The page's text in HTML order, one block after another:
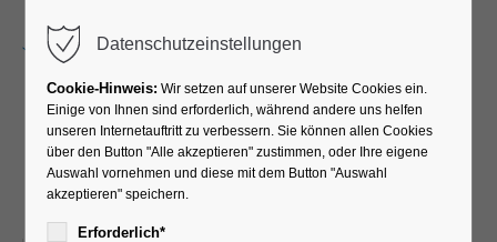
Kreativkurs mit Pia-Marie
und Petra
Datenschutzeinstellungen
Cookie-Hinweis: Wir setzen auf unserer Website Cookies ein.
Einige von Ihnen sind erforderlich, während andere uns helfen
unseren Internetauftritt zu verbessern. Sie können allen Cookies
über den Button "Alle akzeptieren" zustimmen, oder Ihre eigene
Auswahl vornehmen und diese mit dem Button "Auswahl
akzeptieren" speichern.
Erforderlich*